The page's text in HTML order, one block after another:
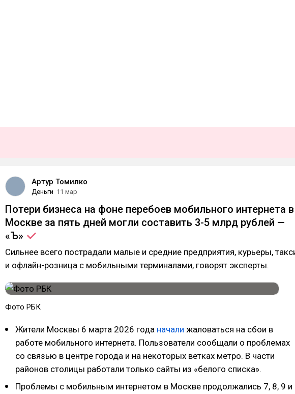
Артур Томилко
Деньги 11 мар
Потери бизнеса на фоне перебоев мобильного интернета в
Москве за пять дней могли составить 3-5 млрд рублей —
«Ъ»
Сильнее всего пострадали малые и средние предприятия, курьеры,
и офлайн-розница с мобильными терминалами, говорят эксперты.
Фото РБК
Жители Москвы 6 марта 2026 года начали жаловаться на сбои в
работе мобильного интернета. Пользователи сообщали о проблемах
со связью в центре города и на некоторых ветках метро. В части
районов столицы работали только сайты из «белого списка».
Проблемы с мобильным интернетом в Москве продолжались 7, 8, 9 и